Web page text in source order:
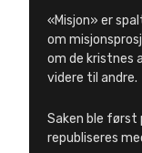
«Misjon» er
om
om de kristnes
videre til andre.
Saken ble først
republiseres